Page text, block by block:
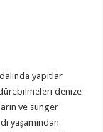
yapıtlar
denize
ve sünger
yaşamından